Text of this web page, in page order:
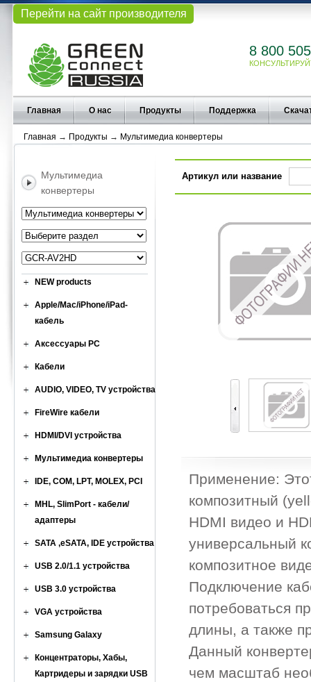
Перейти на сайт производителя
8 800
Главная О нас Продукты Поддержка
Главная → Продукты → Мультимедиа конвертеры
Мультимедиа
конвертеры
NEW products
Apple/Mac/iPhone/iPad-
кабель
Аксессуары PC
Кабели
AUDIO, VIDEO, TV устройства
FireWire кабели
HDMI/DVI устройства
Мультимедиа конвертеры
IDE, COM, LPT, MOLEX, PCI
MHL, SlimPort - кабели/
адаптеры
SATA ,eSATA, IDE устройства
USB 2.0/1.1 устройства
USB 3.0 устройства
VGA устройства
Samsung Galaxy
Концентраторы, Хабы,
Картридеры и зарядки USB
Артикул или название
Применение:
композитный
HDMI видео и
универсальный
композитное
Подключение
потребоваться
длины, а также
Данный
чем масштаб